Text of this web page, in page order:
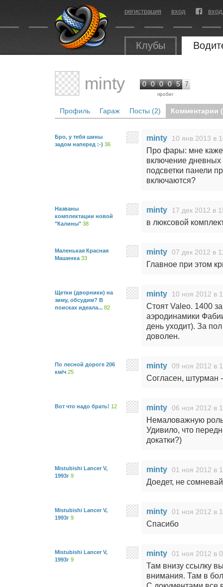
регистрация вход
Клубы
minty 0 0 0 0 5 7
пробег
Профиль Гараж Посты (2) Комментарии
Бро, у тебя шины
задом наперед :-) 36
minty 10 янв 2013 в
Про фары: мне
включение дневных
подсветки панели
включаются?
Названы
комплектации новой
"Калины" 38
minty 17 дек 2012 в
в люксовой
Маленькая Красная
Машинка 33
minty 07 дек 2012 в
Главное при этом
Щетки (дворники) на
зиму, обсудим? В
поисках идеала... 82
minty 10 ноя 2012 в
Стоят Valeo. 1400
аэродинамики
день уходит). За
доволен.
По лесной дороге 206
км/ч 25
minty 09 ноя 2012 в
Согласен, штурман
Вот что надо брать! 12 minty 06 ноя 2012 в
Немаловажную
Удивило, что
докатки?)
Mistubishi Lancer V,
1993г 9
minty 01 ноя 2012 в
Доедет, не
Mistubishi Lancer V,
1993г 9
minty 01 ноя 2012 в
Спасибо
Mistubishi Lancer V,
1993г 9
minty 01 ноя 2012 в
Там внизу ссылку
внимания. Там в